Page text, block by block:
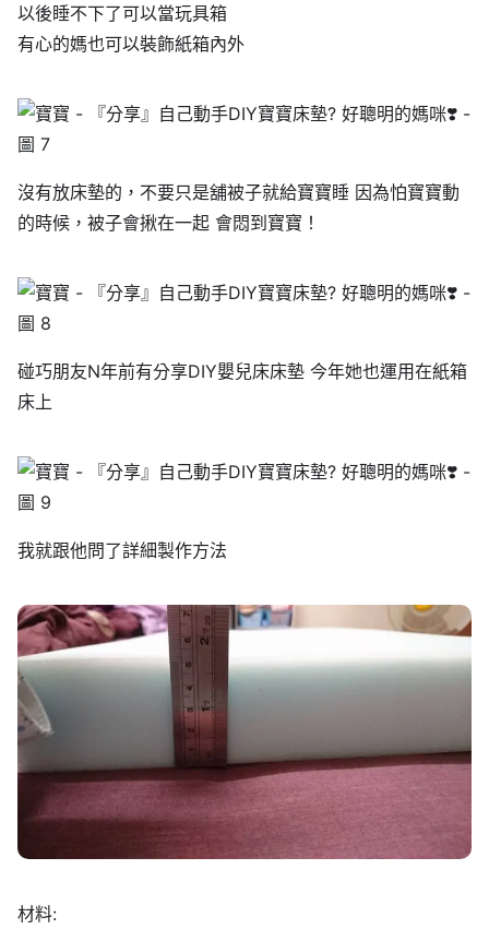
以後睡不下了可以當玩具箱
有心的媽也可以裝飾紙箱內外
沒有放床墊的，不要只是舖被子就給寶寶睡 因為怕寶寶動
的時候，被子會揪在一起 會悶到寶寶！
碰巧朋友N年前有分享DIY嬰兒床床墊 今年她也運用在紙箱
床上
我就跟他問了詳細製作方法
材料: